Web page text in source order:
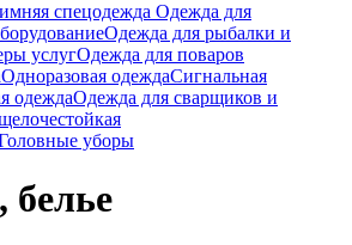
спецодежда Одежда для
Одежда для рыбалки и
услугОдежда для поваров
Одноразовая одеждаСигнальная
одеждаОдежда для сварщиков и
уборы